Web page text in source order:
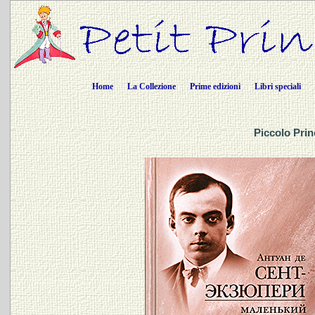
Home La Collezione Prime edizioni Libri speciali
Piccolo